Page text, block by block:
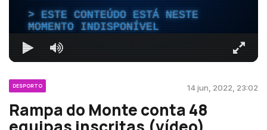
ESTE CONTEÚDO ESTÁ NESTE
MOMENTO INDISPONÍVEL
DESPORTO 14 jun, 2022, 23:02
Rampa do Monte conta 48